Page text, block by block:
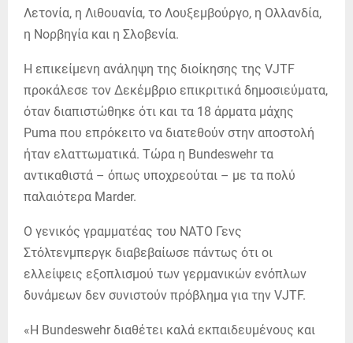
Λετονία, η Λιθουανία, το Λουξεμβούργο, η Ολλανδία,
η Νορβηγία και η Σλοβενία.
Η επικείμενη ανάληψη της διοίκησης της VJTF
προκάλεσε τον Δεκέμβριο επικριτικά δημοσιεύματα,
όταν διαπιστώθηκε ότι και τα 18 άρματα μάχης
Puma που επρόκειτο να διατεθούν στην αποστολή
ήταν ελαττωματικά. Τώρα η Bundeswehr τα
αντικαθιστά – όπως υποχρεούται – με τα πολύ
παλαιότερα Marder.
Ο γενικός γραμματέας του ΝΑΤΟ Γενς
Στόλτενμπεργκ διαβεβαίωσε πάντως ότι οι
ελλείψεις εξοπλισμού των γερμανικών ενόπλων
δυνάμεων δεν συνιστούν πρόβλημα για την VJTF.
«Η Bundeswehr διαθέτει καλά εκπαιδευμένους και